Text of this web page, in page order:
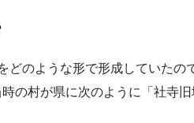
のような形で形成していたの
の村が県に次のように「社寺旧